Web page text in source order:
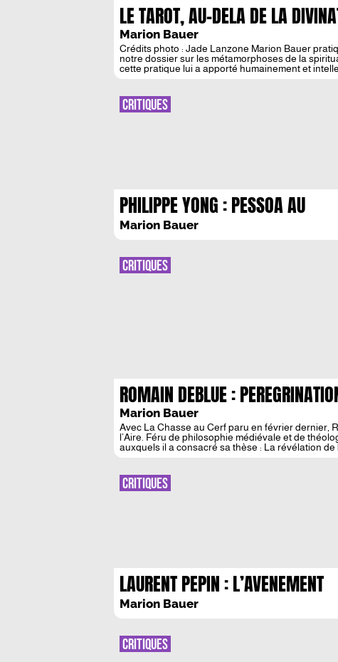
LE TAROT, AU-DELA DE LA
Marion Bauer
Crédits photo : Jade Lanzone Marion Bauer
notre dossier sur les métamorphoses de la
cette pratique lui a apporté humainement et
PHILIPPE YONG : PESSOA AU
PAYS DE LA CULTURE
Marion Bauer
CRITIQUES
ROMAIN DEBLUE :
Marion Bauer
Avec La Chasse au Cerf paru en février dernier,
l’Aire. Féru de philosophie médiévale et de
auxquels il a consacré sa thèse : La révélation de
CRITIQUES
LAURENT PEPIN : L’AVENEMENT
DES ROMPUS
Marion Bauer
CRITIQUES
CRITIQUES